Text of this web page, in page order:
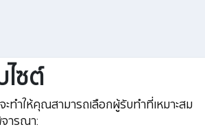
ไซต์
ทำให้คุณสามารถเลือกผู้รับทำที่เหมาะสม
ารณา: